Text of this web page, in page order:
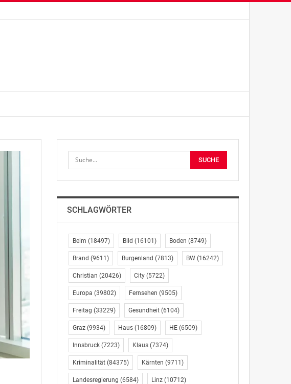
SCHLAGWÖRTER
Beim (18497) Bild (16101) Boden (8749)
Brand (9611) Burgenland (7813) BW(16242)
Christian (20426) City(5722)
Europa (39802) Fernsehen (9505)
Freitag (33229) Gesundheit(6104)
Graz(9934) Haus(16809) HE(6509)
Innsbruck(7223) Klaus(7374)
Kriminalität(84375) Kärnten (9711)
Landesregierung (6584) Linz(10712)